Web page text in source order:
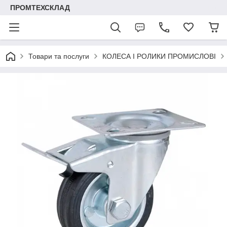
ПРОМТЕХСКЛАД
Товари та послуги КОЛЕСА І РОЛИКИ ПРОМИСЛОВІ